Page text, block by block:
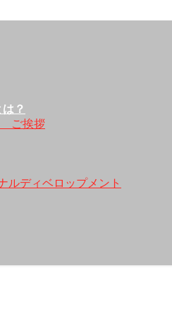
？
ご挨拶
ルディベロップメント